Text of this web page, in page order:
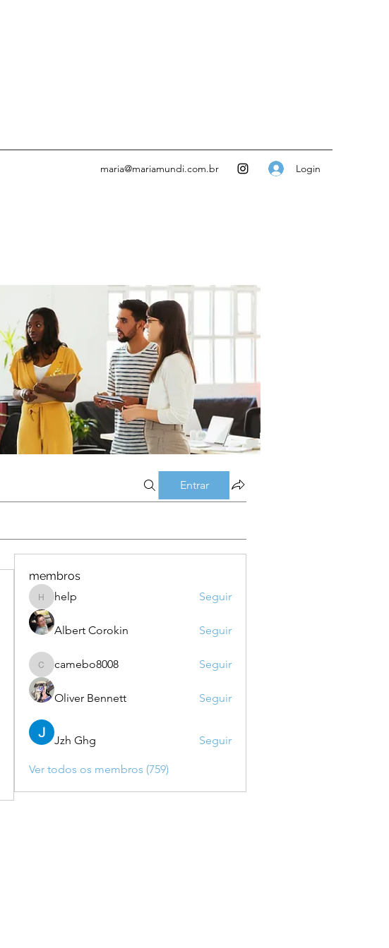
maria@mariamundi.com.br Login
Entrar
membros
help
help Seguir
Albert Corokin Seguir
camebo8008
camebo8008 Seguir
Oliver Bennett Seguir
Jzh Ghg Seguir
Ver todos os membros (759)